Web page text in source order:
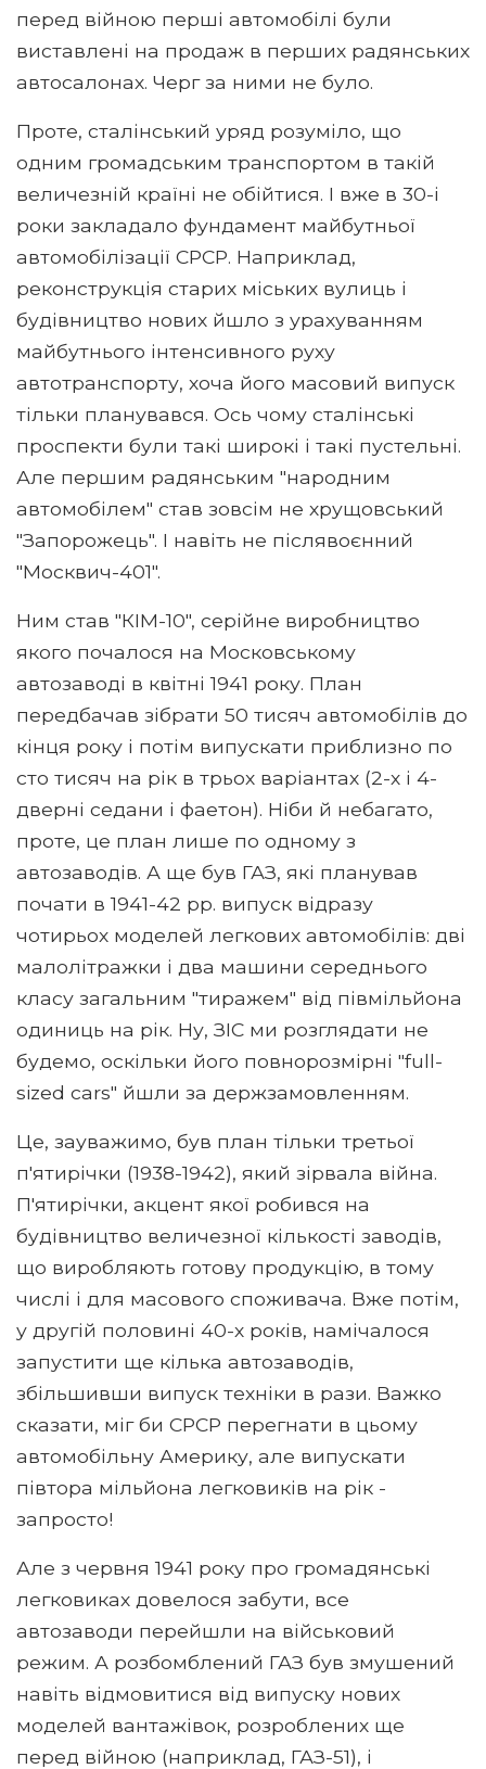
перед війною перші автомобілі були
виставлені на продаж в перших радянських
автосалонах. Черг за ними не було.
Проте, сталінський уряд розуміло, що
одним громадським транспортом в такій
величезній країні не обійтися. І вже в 30-і
роки закладало фундамент майбутньої
автомобілізації СРСР. Наприклад,
реконструкція старих міських вулиць і
будівництво нових йшло з урахуванням
майбутнього інтенсивного руху
автотранспорту, хоча його масовий випуск
тільки планувався. Ось чому сталінські
проспекти були такі широкі і такі пустельні.
Але першим радянським "народним
автомобілем" став зовсім не хрущовський
"Запорожець". І навіть не післявоєнний
"Москвич-401".
Ним став "КІМ-10", серійне виробництво
якого почалося на Московському
автозаводі в квітні 1941 року. План
передбачав зібрати 50 тисяч автомобілів до
кінця року і потім випускати приблизно по
сто тисяч на рік в трьох варіантах (2-х і 4-
дверні седани і фаетон). Ніби й небагато,
проте, це план лише по одному з
автозаводів. А ще був ГАЗ, які планував
почати в 1941-42 рр. випуск відразу
чотирьох моделей легкових автомобілів: дві
малолітражки і два машини середнього
класу загальним "тиражем" від півмільйона
одиниць на рік. Ну, ЗІС ми розглядати не
будемо, оскільки його повнорозмірні "full-
sized cars" йшли за держзамовленням.
Це, зауважимо, був план тільки третьої
п'ятирічки (1938-1942), який зірвала війна.
П'ятирічки, акцент якої робився на
будівництво величезної кількості заводів,
що виробляють готову продукцію, в тому
числі і для масового споживача. Вже потім,
у другій половині 40-х років, намічалося
запустити ще кілька автозаводів,
збільшивши випуск техніки в рази. Важко
сказати, міг би СРСР перегнати в цьому
автомобільну Америку, але випускати
півтора мільйона легковиків на рік -
запросто!
Але з червня 1941 року про громадянські
легковиках довелося забути, все
автозаводи перейшли на військовий
режим. А розбомблений ГАЗ був змушений
навіть відмовитися від випуску нових
моделей вантажівок, розроблених ще
перед війною (наприклад, ГАЗ-51), і